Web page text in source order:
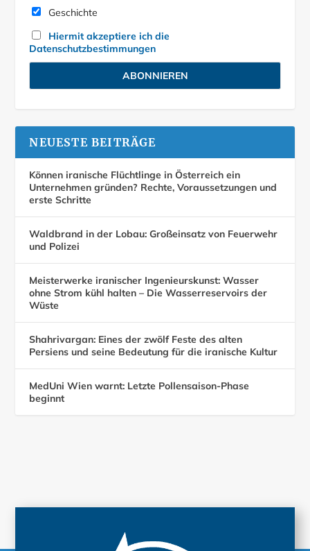
Geschichte
Hiermit akzeptiere ich die
Datenschutzbestimmungen
NEUESTE BEITRÄGE
Können iranische Flüchtlinge in Österreich ein
Unternehmen gründen? Rechte, Voraussetzungen und
erste Schritte
Waldbrand in der Lobau: Großeinsatz von Feuerwehr
und Polizei
Meisterwerke iranischer Ingenieurskunst: Wasser
ohne Strom kühl halten – Die Wasserreservoirs der
Wüste
Shahrivargan: Eines der zwölf Feste des alten
Persiens und seine Bedeutung für die iranische Kultur
MedUni Wien warnt: Letzte Pollensaison-Phase
beginnt